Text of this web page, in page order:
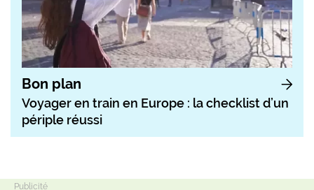
Bon plan
Voyager en train en Europe : la checklist d’un
périple réussi